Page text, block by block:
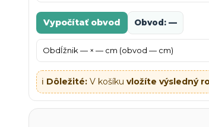
Vypočítať obvod Obvod: —
ℹ️ Dôležité: V košíku vložíte výsledný